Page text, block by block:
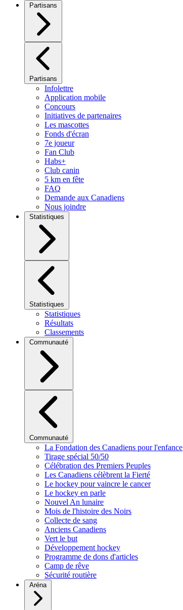
Partisans
Partisans
Infolettre
Application mobile
Concours
Initiatives de partenaires
Les mascottes
Fonds d'écran
7e joueur
Fan Club
Habs+
Club canin
5 km en fête
FAQ
Demande aux Canadiens
Nous joindre
Statistiques
Statistiques
Statistiques
Résultats
Classements
Communauté
Communauté
La Fondation des Canadiens pour l'enfance
Tirage spécial 50/50
Célébration des Premiers Peuples
Les Canadiens célèbrent la Fierté
Le hockey pour vaincre le cancer
Le hockey en parle
Nouvel An lunaire
Mois de l'histoire des Noirs
Collecte de sang
Anciens Canadiens
Vert le but
Développement hockey
Programme de dons d'articles
Camp de rêve
Sécurité routière
Aréna